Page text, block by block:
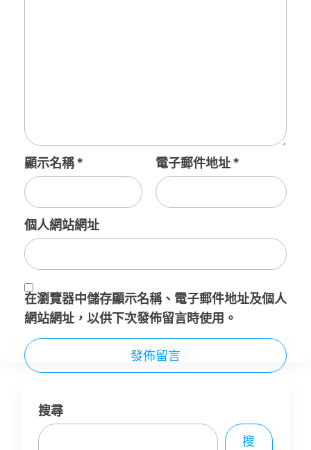
顯示名稱* 電子郵件地址*
個人網站網址
在瀏覽器中儲存顯示名稱、電子郵件地址及個人
網站網址，以供下次發佈留言時使用。
搜尋
搜